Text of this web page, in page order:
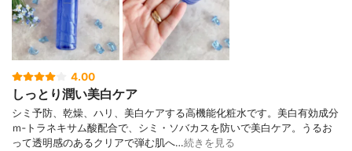
4.00
しっとり潤い美白ケア
シミ予防、乾燥、ハリ、美白ケアする高機能化粧水です。美白有効成分
ｍ‐トラネキサム酸配合で、シミ・ソバカスを防いで美白ケア。うるお
って透明感のあるクリアで弾む肌へ…続きを見る